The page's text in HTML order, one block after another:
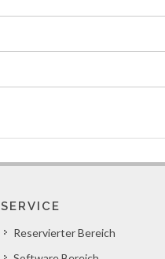
SERVICE
Reservierter Bereich